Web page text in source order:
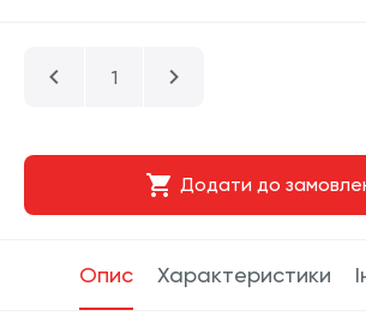
Додати до
Опис Характеристики